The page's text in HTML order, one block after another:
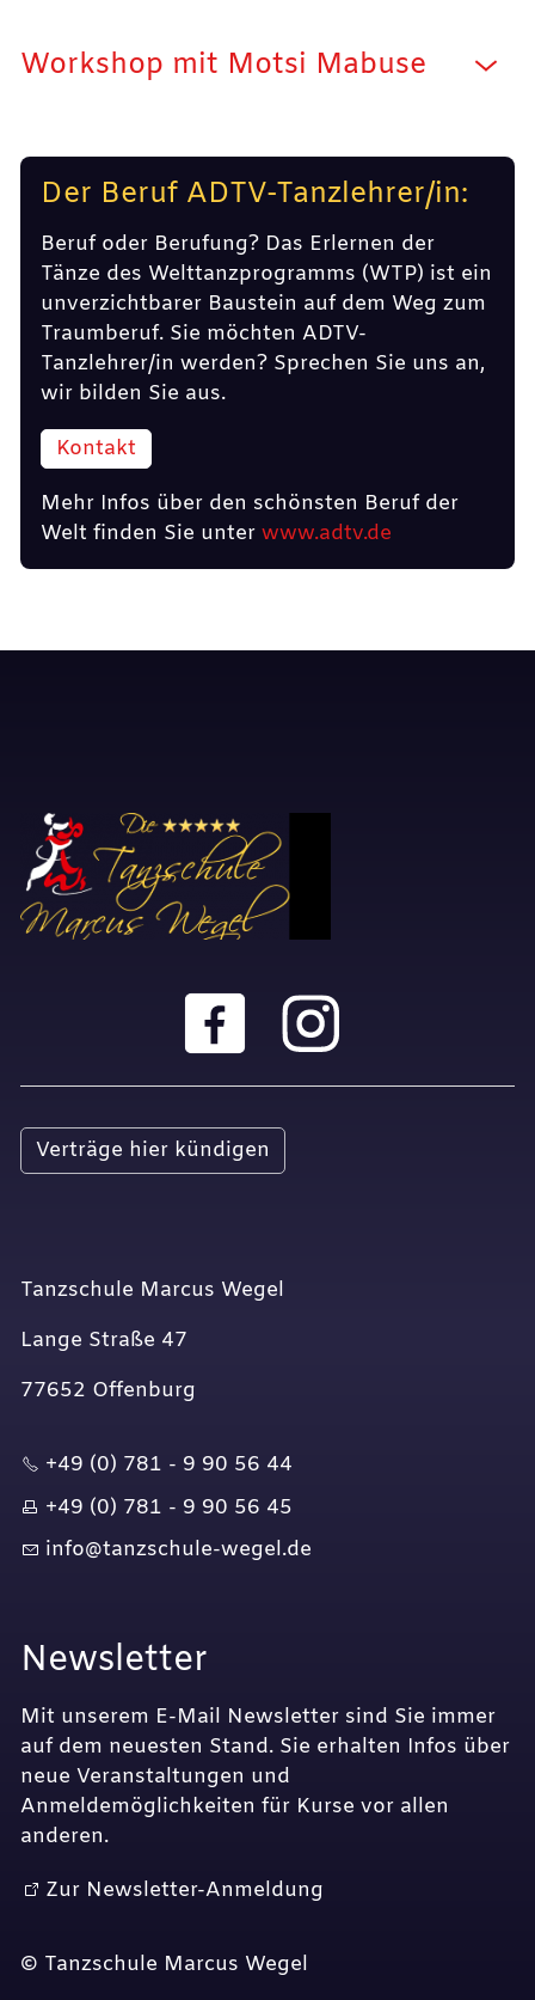
Workshop mit Motsi Mabuse
Der Beruf ADTV-Tanzlehrer/in:
Beruf oder Berufung? Das Erlernen der
Tänze des Welttanzprogramms (WTP) ist ein
unverzichtbarer Baustein auf dem Weg zum
Traumberuf. Sie möchten ADTV-
Tanzlehrer/in werden? Sprechen Sie uns an,
wir bilden Sie aus.
Kontakt
Mehr Infos über den schönsten Beruf der
Welt finden Sie unter www.adtv.de
Verträge hier kündigen
Tanzschule Marcus Wegel
Lange Straße 47
77652 Offenburg
+49 (0) 781 - 9 90 56 44
+49 (0) 781 - 9 90 56 45
nf
t nzsch l -w g l d
Newsletter
Mit unserem E-Mail Newsletter sind Sie immer
auf dem neuesten Stand. Sie erhalten Infos über
neue Veranstaltungen und
Anmeldemöglichkeiten für Kurse vor allen
anderen.
Zur Newsletter-Anmeldung
© Tanzschule Marcus Wegel